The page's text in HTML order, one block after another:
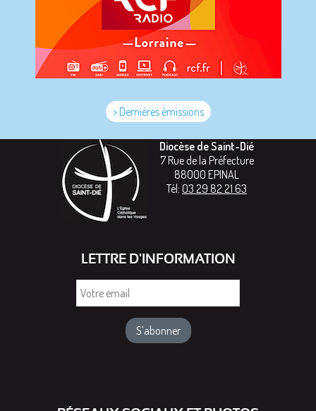
> Dernières émissions
Diocèse de Saint-Dié
7 Rue de la Préfecture
88000 EPINAL
Tél: 03 29 82 21 63
LETTRE D'INFORMATION